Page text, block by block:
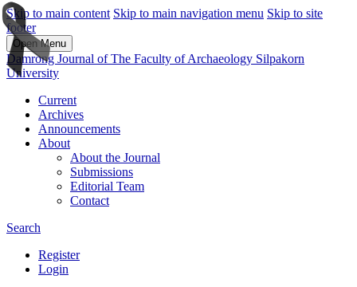
Skip to main content Skip to main navigation menu Skip to site
footer
Open Menu
Damrong Journal of The Faculty of Archaeology Silpakorn
University
Current
Archives
Announcements
About
About the Journal
Submissions
Editorial Team
Contact
Search
Register
Login